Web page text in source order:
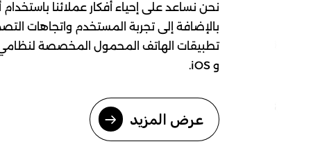
نحن نساعد على إحياء أفكار عملائنا باستخدام
بالإضافة إلى تجربة المستخدم واتجاهات
و iOS.
عرض المزيد